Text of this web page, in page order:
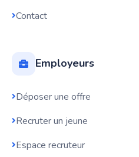
Contact
Employeurs
Déposer une offre
Recruter un jeune
Espace recruteur